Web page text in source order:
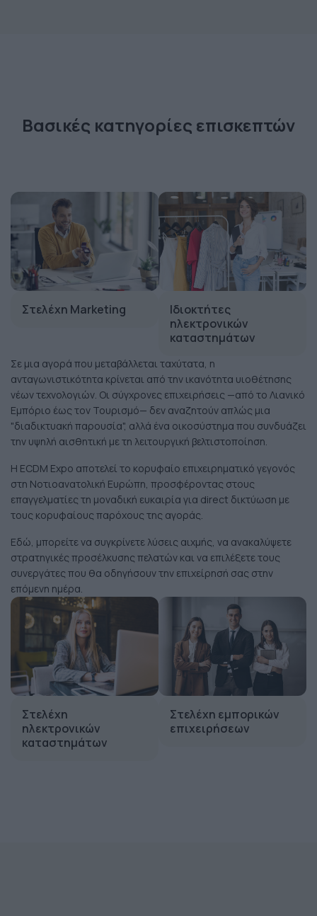
Βασικές κατηγορίες επισκεπτών
Στελέχη Marketing
Ιδιοκτήτες
ηλεκτρονικών
καταστημάτων
Σε μια αγορά που μεταβάλλεται ταχύτατα, η
ανταγωνιστικότητα κρίνεται από την ικανότητα υιοθέτησης
νέων τεχνολογιών. Οι σύγχρονες επιχειρήσεις —από το Λιανικό
Εμπόριο έως τον Τουρισμό— δεν αναζητούν απλώς μια
"διαδικτυακή παρουσία", αλλά ένα οικοσύστημα που συνδυάζει
την υψηλή αισθητική με τη λειτουργική βελτιστοποίηση.
Η ECDM Expo αποτελεί το κορυφαίο επιχειρηματικό γεγονός
στη Νοτιοανατολική Ευρώπη, προσφέροντας στους
επαγγελματίες τη μοναδική ευκαιρία για direct δικτύωση με
τους κορυφαίους παρόχους της αγοράς.
Εδώ, μπορείτε να συγκρίνετε λύσεις αιχμής, να ανακαλύψετε
στρατηγικές προσέλκυσης πελατών και να επιλέξετε τους
συνεργάτες που θα οδηγήσουν την επιχείρησή σας στην
επόμενη ημέρα.
Στελέχη
ηλεκτρονικών
καταστημάτων
Στελέχη εμπορικών
επιχειρήσεων